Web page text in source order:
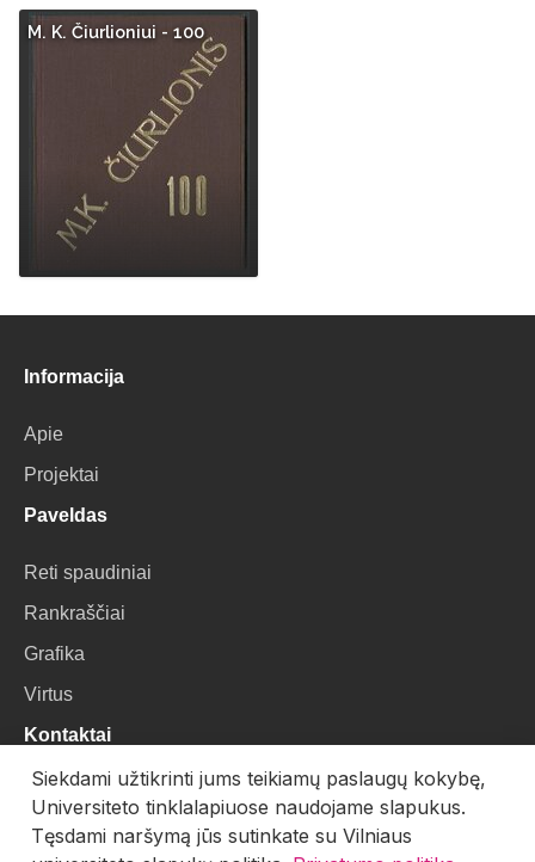
M. K. Čiurlioniui - 100
Informacija
Apie
Projektai
Paveldas
Reti spaudiniai
Rankraščiai
Grafika
Virtus
Kontaktai
Universiteto g. 3, LT-01122, Vilnius
Siekdami užtikrinti jums teikiamų paslaugų kokybę,
Universiteto tinklalapiuose naudojame slapukus.
Tęsdami naršymą jūs sutinkate su Vilniaus